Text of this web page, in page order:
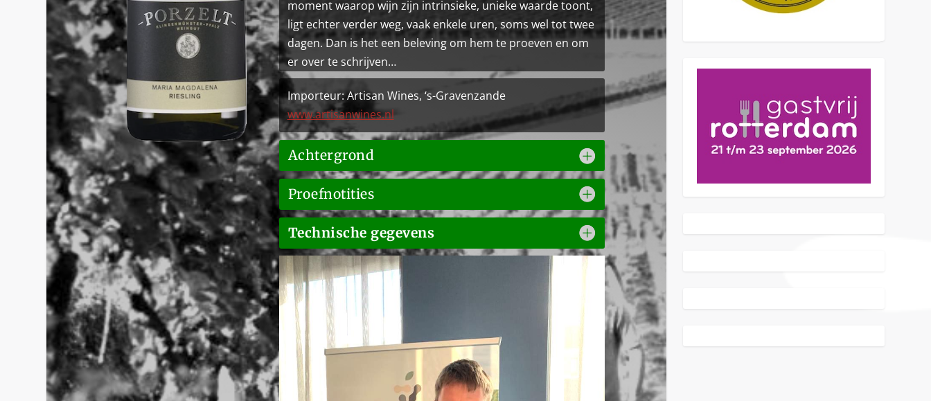
moment waarop wijn zijn intrinsieke, unieke waarde toont,
ligt echter verder weg, vaak enkele uren, soms wel tot twee
dagen. Dan is het een beleving om hem te proeven en om
er over te schrijven…
Importeur: Artisan Wines, ‘s-Gravenzande
www.artisanwines.nl
Achtergrond
Proefnotities
Technische gegevens